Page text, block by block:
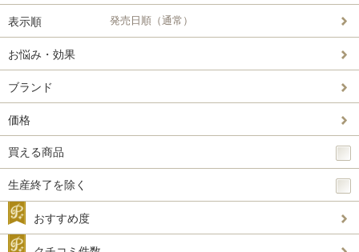
表示順 発売日順（通常）
お悩み・効果
ブランド
価格
買える商品
生産終了を除く
おすすめ度